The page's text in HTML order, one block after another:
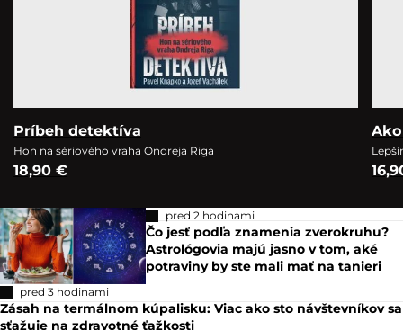
Príbeh detektíva
Hon na sériového vraha Ondreja Riga
18,90 €
pred 2 hodinami
Čo jesť podľa znamenia zverokruhu?
Astrológovia majú jasno v tom, aké
potraviny by ste mali mať na tanieri
pred 3 hodinami
Zásah na termálnom kúpalisku: Viac ako sto návštevníkov sa
sťažuje na zdravotné ťažkosti